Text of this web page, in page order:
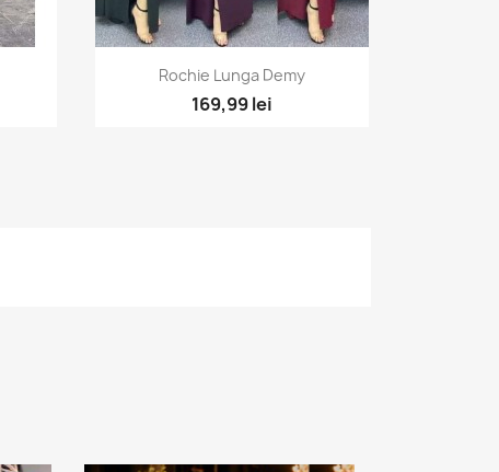
Vizualizare rapida
Rochie Lunga Demy
169,99 lei